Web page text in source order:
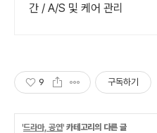
간 / A/S 및 케어 관리
9 구독하기
'드라마, 공연' 카테고리의 다른 글